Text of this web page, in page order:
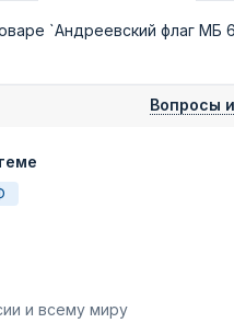
`Андреевский флаг МБ
Вопросы
и всему миру